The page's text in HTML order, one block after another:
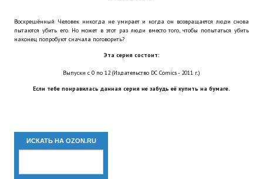
Русская биржа
Теневой кардинал для Обливиона
Aliens vs Predator 2 (Русские субтитры)
Новый ГГ
Воскрешённый Человек никогда не умирает и когда он возвращается люди снова
пытаются убить его. Но может в этот раз люди вместо того, чтобы попытаться убить
наконец попробуют сначала поговорить?
Эта серия состоит:
Выпуски с 0 по 12 (Издательство DC Comics - 2011 г.)
Если тебе понравилась данная серия не забудь её купить на бумаге.
ИСКАТЬ НА OZON.RU